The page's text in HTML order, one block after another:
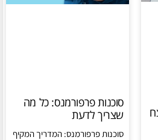
סוכנות פרפורמנס: כל מה
שצריך לדעת
סוכנות פרפורמנס: המדריך המקיף